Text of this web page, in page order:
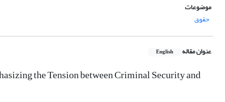
موضوعات
حقوق
عنوان مقاله English
the Tension between Criminal Security and